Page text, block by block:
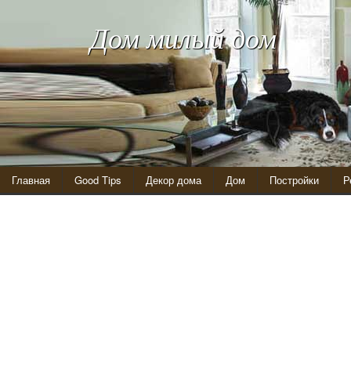
Дом милый дом
Главная Good Tips Декор дома Дом Постройки